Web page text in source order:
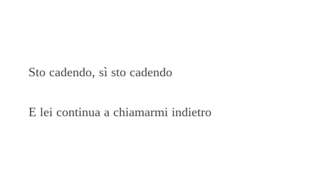
Sto cadendo, sì sto cadendo
E lei continua a chiamarmi indietro